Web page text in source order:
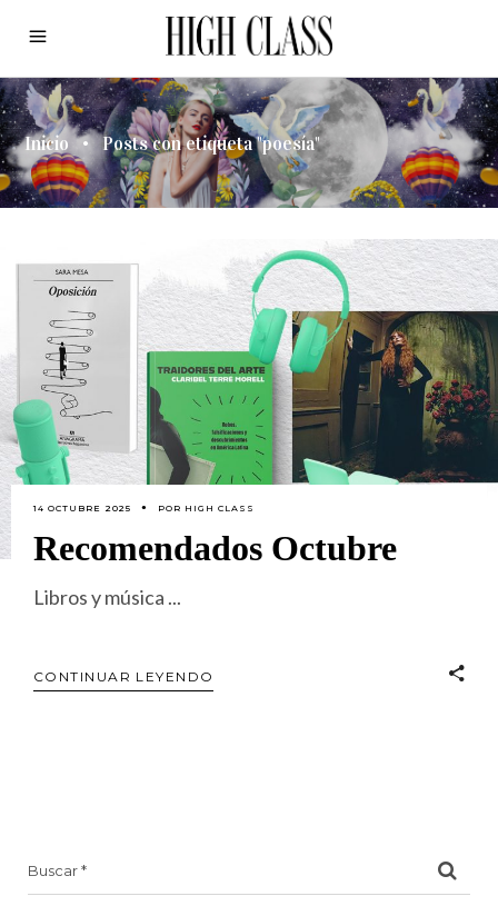
Inicio • Posts con etiqueta "poesía"
14 OCTUBRE 2025 POR HIGH CLASS
Recomendados Octubre
Libros y música
CONTINUAR LEYENDO